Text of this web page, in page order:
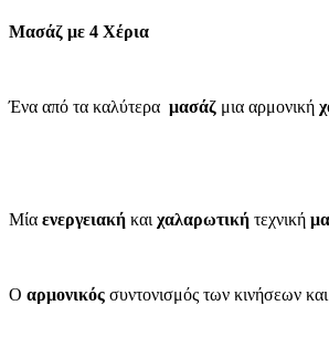
Μασάζ με 4 Χέρια
Ένα από τα καλύτερα μασάζ μια αρμονική
Μία ενεργειακή καιχαλαρωτική τεχνική
Ο αρμονικός συντονισμός των κινήσεων